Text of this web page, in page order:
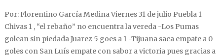
Por: Florentino García Medina Viernes 31 de julio Puebla 1
Chivas 1 , “el rebaño” no encuentra la vereda -Los Pumas
golean sin piedada Juarez 5 goes a 1 -Tijuana saca empate a 0
goles con San Luís empate con sabor a victoria pues gracias a